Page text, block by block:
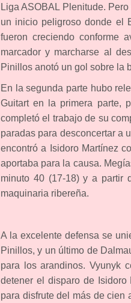
Liga ASOBAL Plenitude.
un inicio peligroso donde el
fueron creciendo conforme
marcador y marcharse al
Pinillos anotó un gol sobre la
En la segunda parte hubo
Guitart en la primera parte,
completó el trabajo de su
paradas para desconcertar a
encontró a Isidoro Martínez
aportaba para la causa.
minuto 40 (17-18) y a partir
maquinaria ribereña.
A la excelente defensa se
Pinillos, y un último de
para los arandinos. Vyunyk
detener el disparo de
para disfrute del más de cien